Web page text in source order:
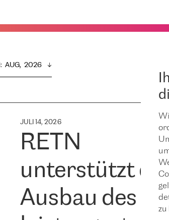
zu
: AUG,  2026
JULI 14, 2026
RETN
unterstützt
Ausbau des